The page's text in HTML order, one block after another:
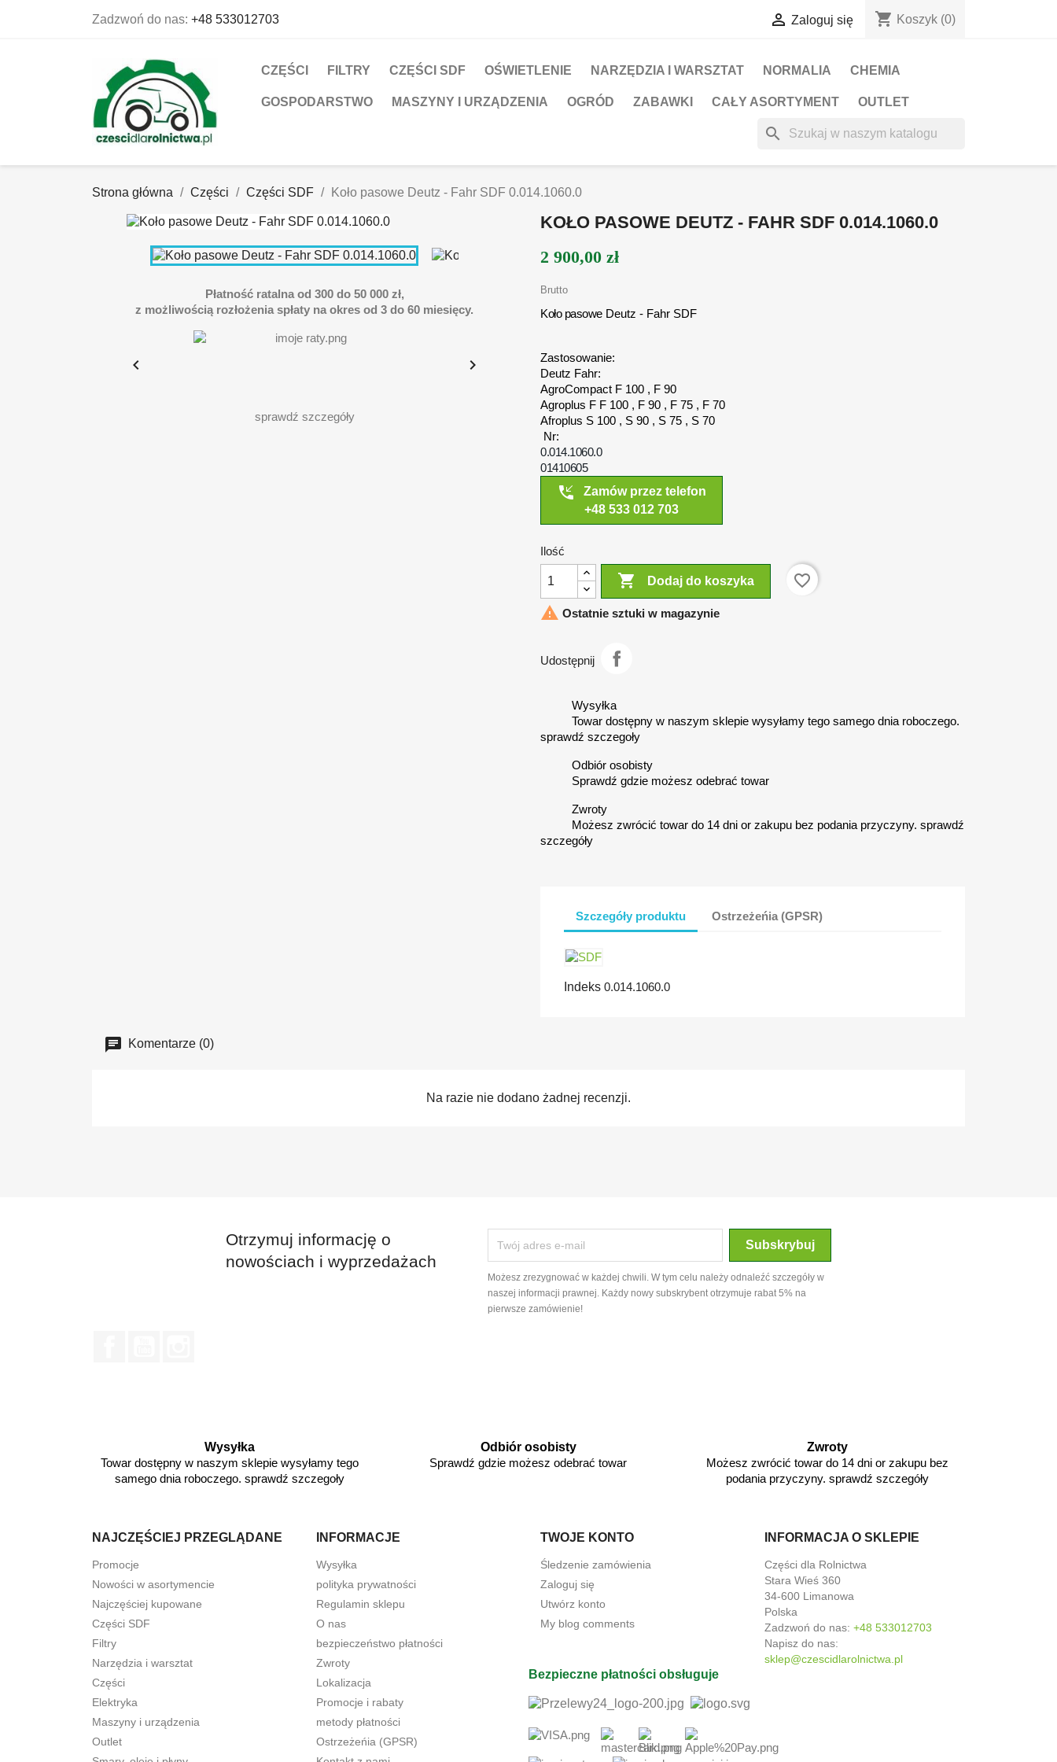
Zadzwoń do nas: +48 533012703  Zaloguj się shopping_cart Koszyk (0)
CZĘŚCI FILTRY CZĘŚCI SDF OŚWIETLENIE NARZĘDZIA I WARSZTAT NORMALIA CHEMIA
GOSPODARSTWO MASZYNY I URZĄDZENIA OGRÓD ZABAWKI CAŁY ASORTYMENT OUTLET
search
Strona główna Części Części SDF Koło pasowe Deutz - Fahr SDF 0.014.1060.0
Płatność ratalna od 300 do 50 000 zł,
z możliwością rozłożenia spłaty na okres od 3 do 60 miesięcy.
sprawdź szczegóły
 
KOŁO PASOWE DEUTZ - FAHR SDF 0.014.1060.0
2 900,00 zł
Brutto
Koło pasoweDeutz - Fahr SDF
Zastosowanie:
Deutz Fahr:
AgroCompact F 100 , F 90
Agroplus F F 100 , F 90 , F 75 , F 70
Afroplus S 100 , S 90 , S 75 , S 70
Nr:
0.014.1060.0
01410605
phone_callback
Zamów przez telefon
+48 533 012 703
Ilość
 Dodaj do koszyka
favorite_border
 Ostatnie sztuki w magazynie
Udostępnij
Wysyłka
Towar dostępny w naszym sklepie wysyłamy tego samego dnia roboczego.
sprawdź szczegoły
Odbiór osobisty
Sprawdź gdzie możesz odebrać towar
Zwroty
Możesz zwrócić towar do 14 dni or zakupu bez podania przyczyny. sprawdź
szczegóły
Szczegóły produktu Ostrzeżeńia (GPSR)
Indeks 0.014.1060.0
Komentarze (0)
Na razie nie dodano żadnej recenzji.
Otrzymuj informację o
nowościach i wyprzedażach
Możesz zrezygnować w każdej chwili. W tym celu należy odnaleźć szczegóły w
naszej informacji prawnej. Każdy nowy subskrybent otrzymuje rabat 5% na
pierwsze zamówienie!
Wysyłka
Towar dostępny w naszym sklepie wysyłamy tego
samego dnia roboczego. sprawdź szczegoły
Odbiór osobisty
Sprawdź gdzie możesz odebrać towar
Zwroty
Możesz zwrócić towar do 14 dni or zakupu bez
podania przyczyny. sprawdź szczegóły
NAJCZĘŚCIEJ PRZEGLĄDANE
Promocje
Nowości w asortymencie
Najczęściej kupowane
Części SDF
Filtry
Narzędzia i warsztat
Części
Elektryka
Maszyny i urządzenia
Outlet
INFORMACJE
Wysyłka
polityka prywatności
Regulamin sklepu
O nas
bezpieczeństwo płatności
Zwroty
Lokalizacja
Promocje i rabaty
metody płatności
Ostrzeżeńia (GPSR)
TWOJE KONTO
Śledzenie zamówienia
Zaloguj się
Utwórz konto
My blog comments
INFORMACJA O SKLEPIE
Części dla Rolnictwa
Stara Wieś 360
34-600 Limanowa
Polska
Zadzwoń do nas: +48 533012703
Napisz do nas:
sklep@czescidlarolnictwa.pl
Bezpieczne płatności obsługuje